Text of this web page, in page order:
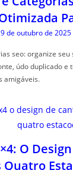
údo duplicado
amigáveis.
O
Quatro
29 de outubro de 2025
ções traz dicas
durante todo o